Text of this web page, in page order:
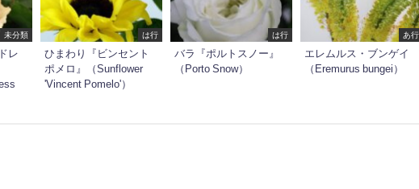
未分類
レ
は行
ひまわり『ビンセント
ポメロ』（Sunflower
'Vincent Pomelo'）
は行
バラ『ポルトスノー』
（Porto Snow）
あ行
エレムルス・ブンゲイ
（Eremurus bungei）